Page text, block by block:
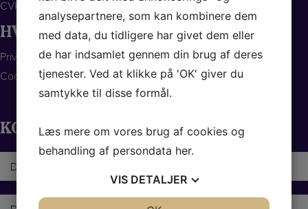
CVR: 12946295
HVORFOR VÆLGE OS
Privatlivspolitik
Cookie-politik
KONTAKT OS
v
n
analysepartnere, som kan kombinere dem
med data, du tidligere har givet dem eller
de har indsamlet gennem din brug af deres
tjenester. Ved at klikke på 'OK' giver du
samtykke til disse formål.
Læs mere om vores brug af cookies og
behandling af persondata her.
VIS DETALJER